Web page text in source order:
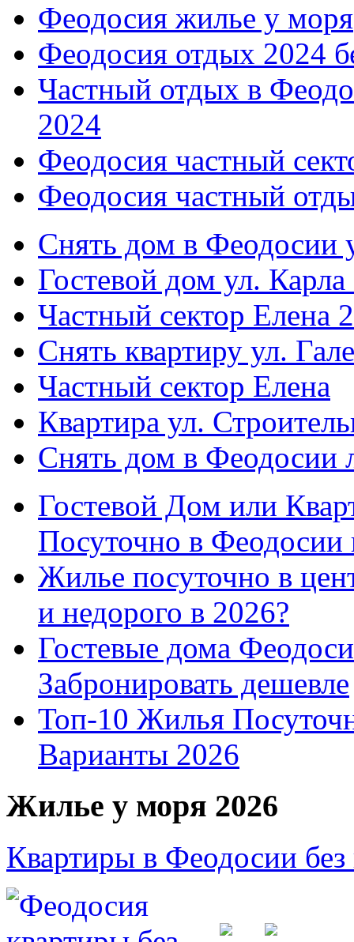
Феодосия жилье у моря
Феодосия отдых 2024
Частный отдых в
2024
Феодосия частный
Феодосия частный
Снять дом в Феодосии
Гостевой дом ул.
Частный сектор Елена 2
Снять квартиру ул.
Частный сектор Елена
Квартира ул.
Снять дом в Феодосии
Гостевой Дом или
Посуточно в Феодосии
Жилье посуточно в
и недорого в 2026?
Гостевые дома
Забронировать дешевле
Топ-10 Жилья
Варианты 2026
Жилье у моря 2026
Квартиры в Феодосии без